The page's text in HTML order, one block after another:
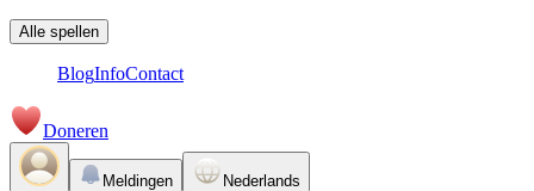
Alle spellen
BlogInfoContact
Doneren
Meldingen Nederlands